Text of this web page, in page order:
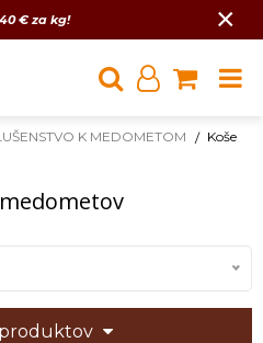
€ za kg! ×
K MEDOMETOM Koše